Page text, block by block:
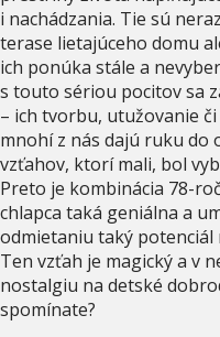
i nachádzania. Tie sú
terase lietajúceho domu
ich ponúka stále a
s touto sériou pocitov sa
– ich tvorbu, utužovanie
mnohí z nás dajú ruku do
vzťahov, ktorí mali, bol
Preto je kombinácia 78-
chlapca taká geniálna a
odmietaniu taký potenciál
Ten vzťah je magický a v
nostalgiu na detské
spomínate?